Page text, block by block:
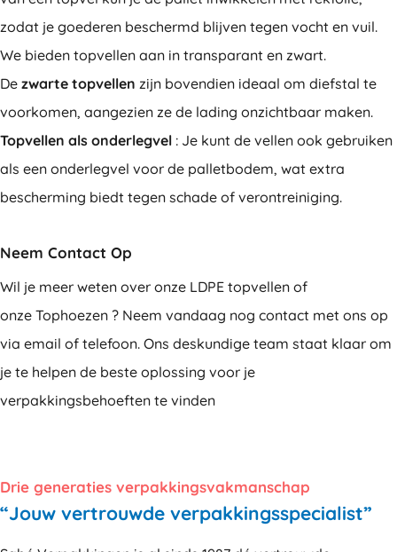
zodat je goederen beschermd blijven tegen vocht en vuil.
We bieden topvellen aan in transparant en zwart.
De zwarte topvellen zijn bovendien ideaal om diefstal te
voorkomen, aangezien ze de lading onzichtbaar maken.
Topvellen als onderlegvel : Je kunt de vellen ook gebruiken
als een onderlegvel voor de palletbodem, wat extra
bescherming biedt tegen schade of verontreiniging.
Neem Contact Op
Wil je meer weten over onze LDPE topvellen of
onze Tophoezen ? Neem vandaag nog contact met ons op
via email of telefoon. Ons deskundige team staat klaar om
je te helpen de beste oplossing voor je
verpakkingsbehoeften te vinden
Drie generaties verpakkingsvakmanschap
“Jouw vertrouwde verpakkingsspecialist”